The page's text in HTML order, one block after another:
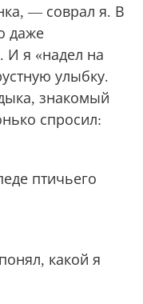
стыдно. Я
потому что
—
Сорокин.
— соврал я. В
даже
я «надел на
улыбку.
спросил: